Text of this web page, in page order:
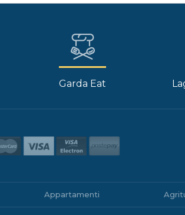
Garda Eat
Appartamenti